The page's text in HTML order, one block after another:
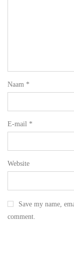
Naam *
E-mail *
Website
Save my name,
comment.